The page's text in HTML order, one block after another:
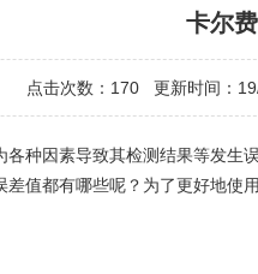
卡尔
点击次数： 170更新时间：
因素导致其检测结果等发生
值都有哪些呢？为了更好地使